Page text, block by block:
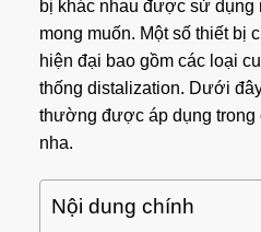
bị khác nhau được sử dụng
mong muốn. Một số thiết bị
hiện đại bao gồm các loại
thống distalization. Dưới
thường được áp dụng trong
nha.
Nội dung chính